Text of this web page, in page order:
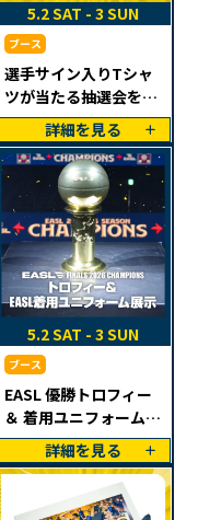
5.2 SAT - 3 SUN
ブース
選手サイン入りTシャ
ツが当たる抽選会を開
催
詳細を見る
5.2 SAT - 3 SUN
ブース
EASL 優勝トロフィー
＆ 着用ユニフォーム展
示
詳細を見る